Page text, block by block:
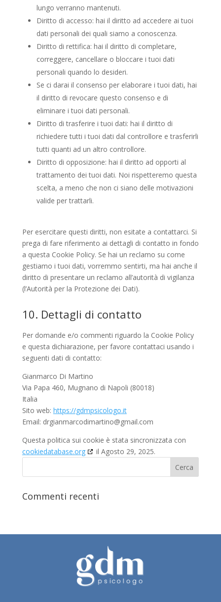
lungo verranno mantenuti.
Diritto di accesso: hai il diritto ad accedere ai tuoi
dati personali dei quali siamo a conoscenza.
Diritto di rettifica: hai il diritto di completare,
correggere, cancellare o bloccare i tuoi dati
personali quando lo desideri.
Se ci darai il consenso per elaborare i tuoi dati, hai
il diritto di revocare questo consenso e di
eliminare i tuoi dati personali.
Diritto di trasferire i tuoi dati: hai il diritto di
richiedere tutti i tuoi dati dal controllore e trasferirli
tutti quanti ad un altro controllore.
Diritto di opposizione: hai il diritto ad opporti al
trattamento dei tuoi dati. Noi rispetteremo questa
scelta, a meno che non ci siano delle motivazioni
valide per trattarli.
Per esercitare questi diritti, non esitate a contattarci. Si
prega di fare riferimento ai dettagli di contatto in fondo
a questa Cookie Policy. Se hai un reclamo su come
gestiamo i tuoi dati, vorremmo sentirti, ma hai anche il
diritto di presentare un reclamo all’autorità di vigilanza
(l’Autorità per la Protezione dei Dati).
10. Dettagli di contatto
Per domande e/o commenti riguardo la Cookie Policy
e questa dichiarazione, per favore contattaci usando i
seguenti dati di contatto:
Gianmarco Di Martino
Via Papa 460, Mugnano di Napoli (80018)
Italia
Sito web: https://gdmpsicologo.it
Email: drgianmarcodimartino@gmail.com
Questa politica sui cookie è stata sincronizzata con
cookiedatabase.org
il Agosto 29, 2025.
Commenti recenti